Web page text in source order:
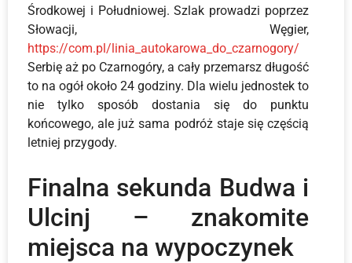
Środkowej i Południowej. Szlak prowadzi poprzez
Słowacji, Węgier,
https://com.pl/linia_autokarowa_do_czarnogory/
Serbię aż po Czarnogóry, a cały przemarsz długość
to na ogół około 24 godziny. Dla wielu jednostek to
nie tylko sposób dostania się do punktu
końcowego, ale już sama podróż staje się częścią
letniej przygody.
Finalna sekunda Budwa i
Ulcinj – znakomite
miejsca na wypoczynek